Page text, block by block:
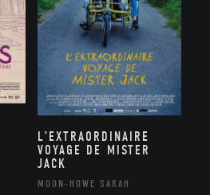
L’EXTRAORDINAIRE
VOYAGE DE MISTER
JACK
MOON-HOWE SARAH